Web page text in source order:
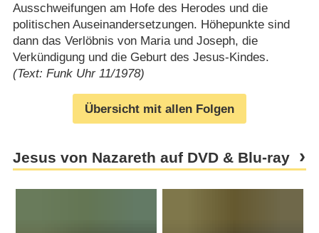
Ausschweifungen am Hofe des Herodes und die
politischen Auseinandersetzungen. Höhepunkte sind
dann das Verlöbnis von Maria und Joseph, die
Verkündigung und die Geburt des Jesus-Kindes.
(Text: Funk Uhr 11/1978)
Übersicht mit allen Folgen
Jesus von Nazareth auf DVD & Blu-ray